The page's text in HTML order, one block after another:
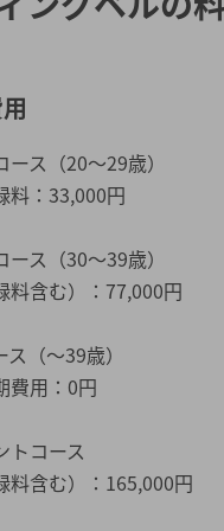
ス（20～29歳）
料：33,000円
ス（30～39歳）
料含む）：77,000円
（～39歳）
費用：0円
コース
料含む）：165,000円